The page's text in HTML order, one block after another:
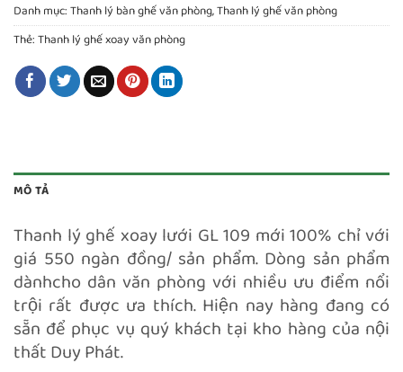
Danh mục:Thanh lý bàn ghế văn phòng,Thanh lý ghế văn phòng
Thẻ:Thanh lý ghế xoay văn phòng
MÔ TẢ
Thanh lý ghế xoay lưới GL 109 mới 100% chỉ với
giá 550 ngàn đồng/ sản phẩm. Dòng sản phẩm
dànhcho dân văn phòng với nhiều ưu điểm nổi
trội rất được ưa thích. Hiện nay hàng đang có
sẵn để phục vụ quý khách tại kho hàng của nội
thất Duy Phát.